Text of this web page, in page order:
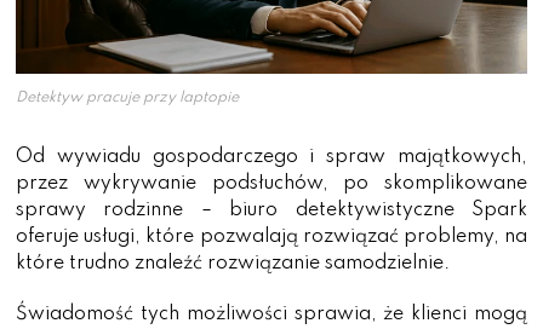
Detektyw pracuje przy laptopie
Od wywiadu gospodarczego i spraw majątkowych,
przez wykrywanie podsłuchów, po skomplikowane
sprawy rodzinne – biuro detektywistyczne Spark
oferuje usługi, które pozwalają rozwiązać problemy, na
które trudno znaleźć rozwiązanie samodzielnie.
Świadomość tych możliwości sprawia, że klienci mogą